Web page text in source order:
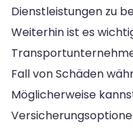
Dienstleistungen zu
Weiterhin ist es
Fall von Schäden
Möglicherweise